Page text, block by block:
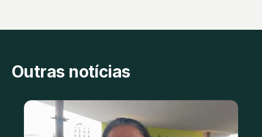
Outras notícias